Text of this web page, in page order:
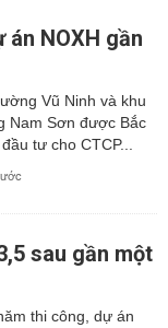
NOXH gần
Vũ Ninh và khu
Nam Sơn được Bắc
tư cho CTCP...
sau gần một
thi công, dự án